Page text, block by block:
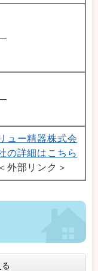
ュー精器株式会
の詳細はこちら
＜外部リンク＞